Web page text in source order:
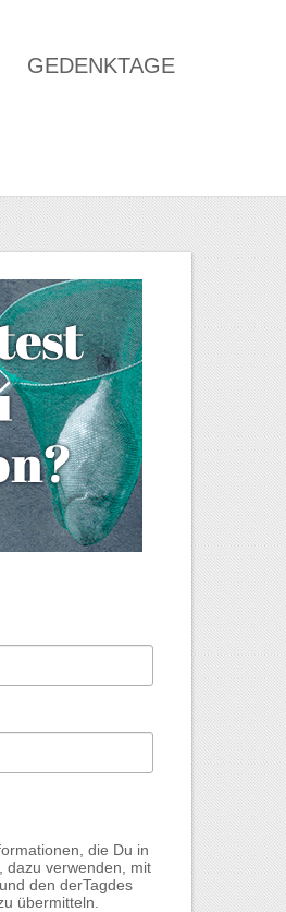
GEDENKTAGE
die Du in
dazu verwenden, mit
den derTagdes
übermitteln.